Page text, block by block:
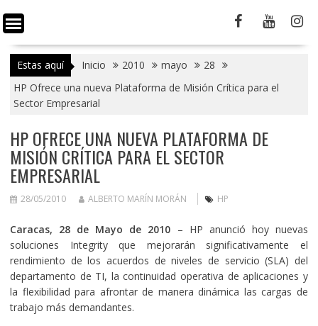
Estas aquí Inicio 2010 mayo
28
HP Ofrece una nueva Plataforma de Misión Crítica para el
Sector Empresarial
HP OFRECE UNA NUEVA PLATAFORMA DE
MISIÓN CRÍTICA PARA EL SECTOR
EMPRESARIAL
28/05/2010 ALBERTO MARÍN MORÁN HP
Caracas, 28 de Mayo de 2010 – HP anunció hoy nuevas
soluciones Integrity que mejorarán significativamente el
rendimiento de los acuerdos de niveles de servicio (SLA) del
departamento de TI, la continuidad operativa de aplicaciones y
la flexibilidad para afrontar de manera dinámica las cargas de
trabajo más demandantes.